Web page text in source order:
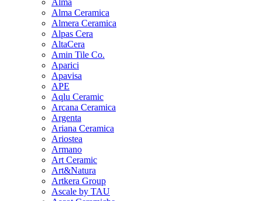
Alma Ceramica
Almera Ceramica
Alpas Cera
AltaCera
Amin Tile Co.
Aparici
Apavisa
APE
Aqlu Ceramic
Arcana Ceramica
Argenta
Ariana Ceramica
Ariostea
Armano
Art Ceramic
Art&Natura
Artkera Group
Ascale by TAU